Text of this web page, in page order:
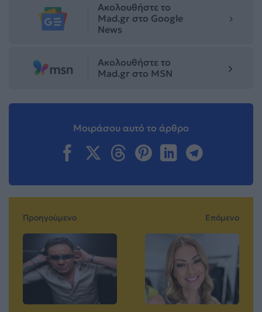
Ακολουθήστε το
Mad.gr στο Google
News
Ακολουθήστε το
Mad.gr στο MSN
Μοιράσου αυτό το άρθρο
Προηγούμενο Επόμενο